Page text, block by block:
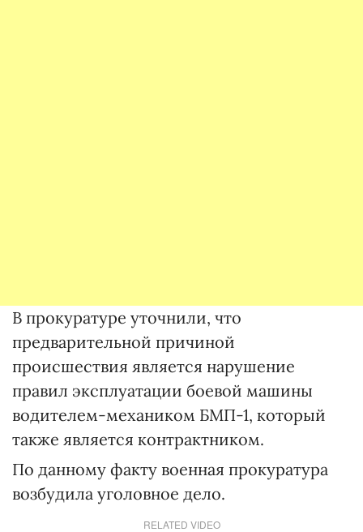
В прокуратуре уточнили, что
предварительной причиной
происшествия является нарушение
правил эксплуатации боевой машины
водителем-механиком БМП-1, который
также является контрактником.
По данному факту военная прокуратура
возбудила уголовное дело.
RELATED VIDEO